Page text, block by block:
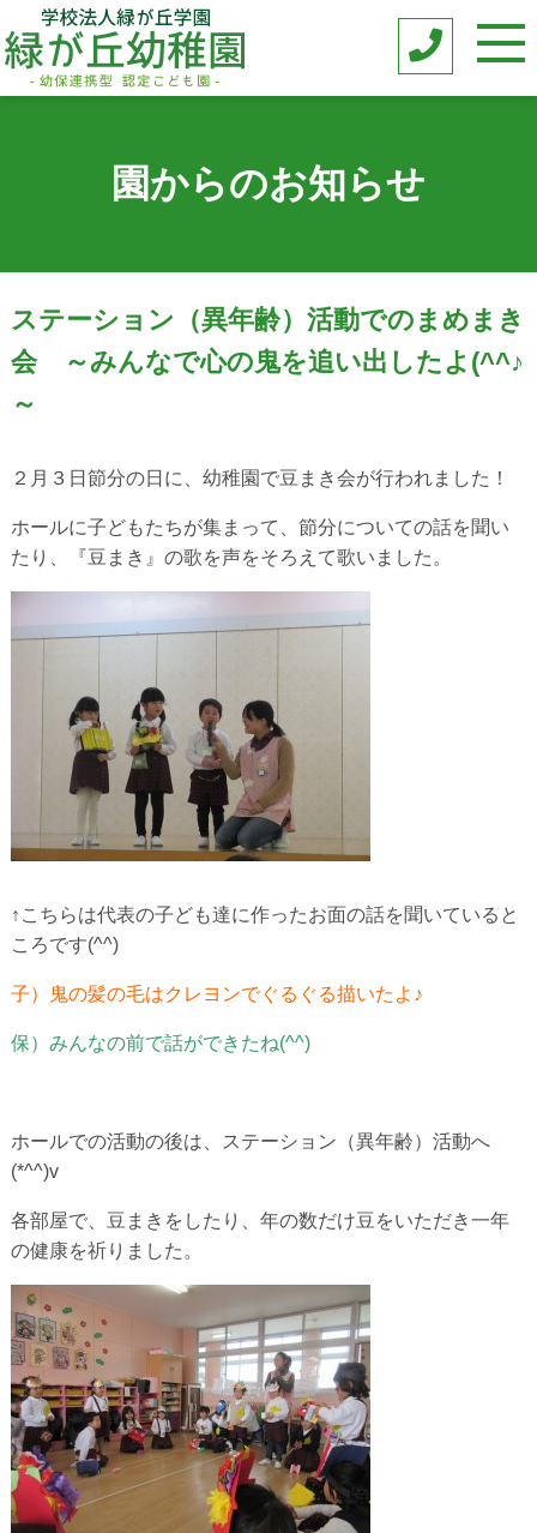
園からのお知らせ
ステーション（異年齢）活動でのまめまき
会 ～みんなで心の鬼を追い出したよ(^^♪
～
２月３日節分の日に、幼稚園で豆まき会が行われました！
ホールに子どもたちが集まって、節分についての話を聞い
たり、『豆まき』の歌を声をそろえて歌いました。
↑こちらは代表の子ども達に作ったお面の話を聞いていると
ころです(^^)
子）鬼の髪の毛はクレヨンでぐるぐる描いたよ♪
保）みんなの前で話ができたね(^^)
ホールでの活動の後は、ステーション（異年齢）活動へ
(*^^)v
各部屋で、豆まきをしたり、年の数だけ豆をいただき一年
の健康を祈りました。